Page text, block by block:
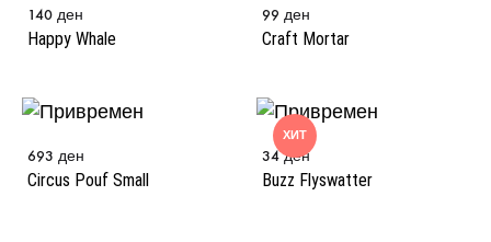
Happy Whale
140 ден
Craft Mortar
99 ден
Circus Pouf Small
693 ден
ХИТ
Buzz Flyswatter
34ден